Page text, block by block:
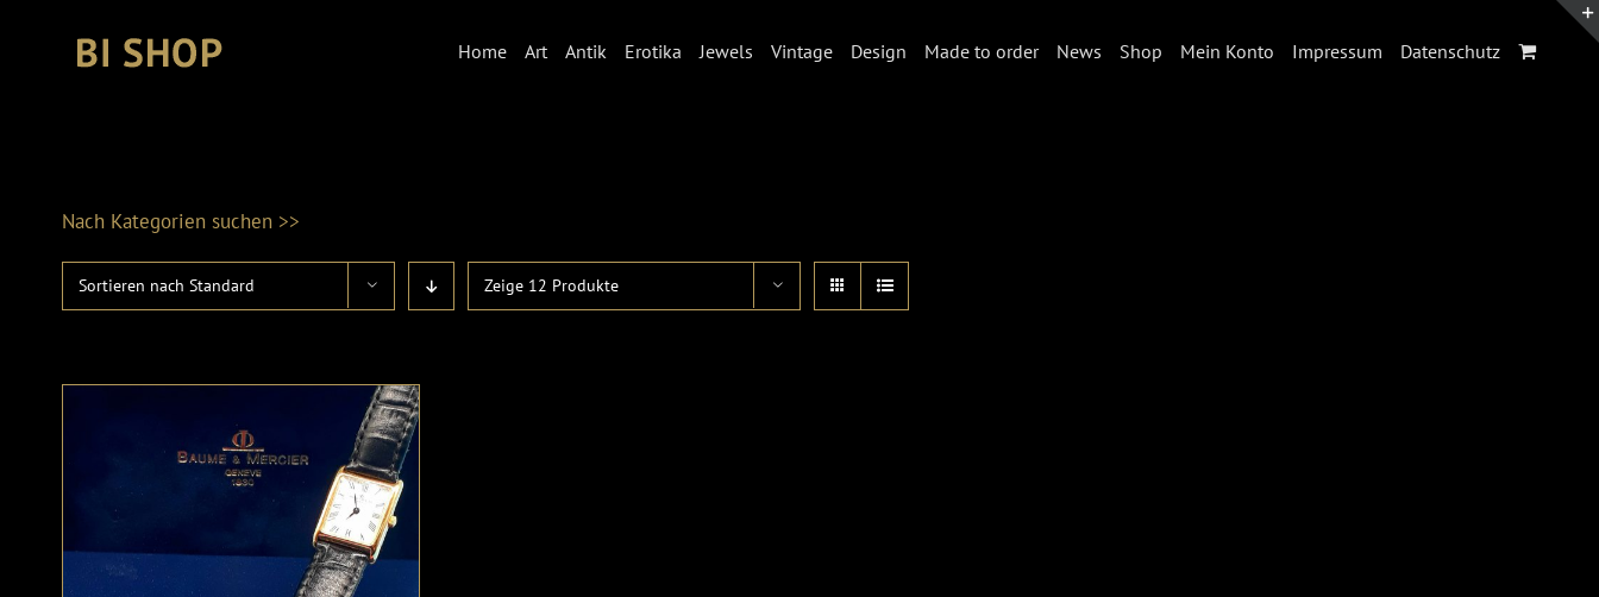
Home Art Antik Erotika Jewels Vintage Design Made to order News Shop Mein Konto Impressum Datenschutz
Nach Kategorien suchen >>
Produktkategorien
Sortieren nach Standard Zeige 12 Produkte